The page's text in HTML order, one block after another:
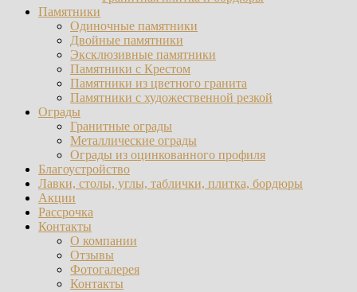
Памятники
Одиночные памятники
Двойные памятники
Эксклюзивные памятники
Памятники с Крестом
Памятники из цветного гранита
Памятники с художественной резкой
Ограды
Гранитные ограды
Металлические ограды
Ограды из оцинкованного профиля
Благоустройство
Лавки, столы, углы, таблички, плитка, бордюры
Акции
Рассрочка
Контакты
О компании
Отзывы
Фотогалерея
Контакты